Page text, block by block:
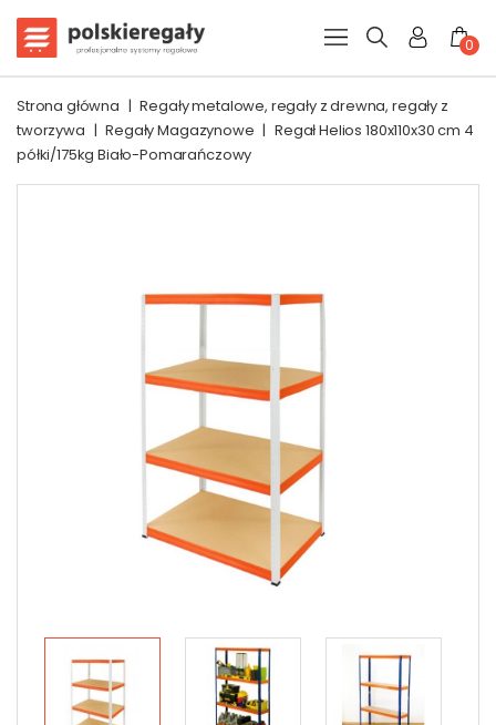
0
Strona główna | Regały metalowe, regały z drewna, regały z
tworzywa | Regały Magazynowe | Regał Helios 180x110x30 cm 4
półki/175kg Biało-Pomarańczowy